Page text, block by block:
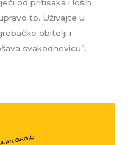
od pritisaka i loših
to. Uživajte u
obitelji i
svakodnevicu”.